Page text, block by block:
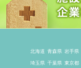
北海道 青森県 岩手県
埼玉県 千葉県 東京都